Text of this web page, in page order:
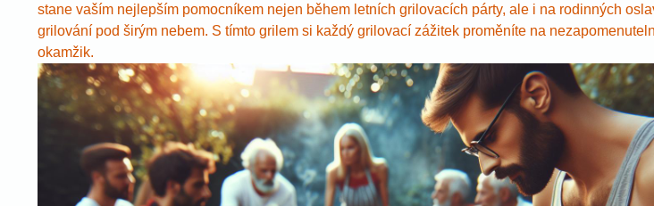
stane vaším nejlepším pomocníkem nejen během letních grilovacích párty, ale i na rodinných
grilování pod širým nebem. S tímto grilem si každý grilovací zážitek proměníte na
okamžik.